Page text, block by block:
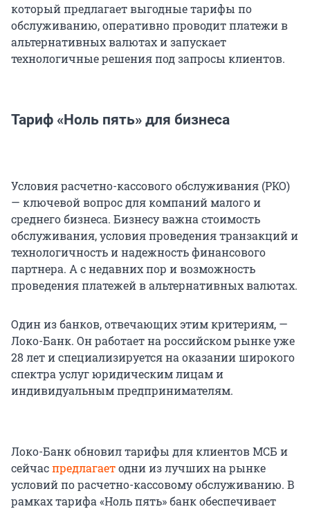
который предлагает выгодные тарифы по
обслуживанию, оперативно проводит платежи в
альтернативных валютах и запускает
технологичные решения под запросы клиентов.
Тариф «Ноль пять» для бизнеса
Условия расчетно-кассового обслуживания (РКО)
— ключевой вопрос для компаний малого и
среднего бизнеса. Бизнесу важна стоимость
обслуживания, условия проведения транзакций и
технологичность и надежность финансового
партнера. А с недавних пор и возможность
проведения платежей в альтернативных валютах.
Один из банков, отвечающих этим критериям, —
Локо-Банк. Он работает на российском рынке уже
28 лет и специализируется на оказании широкого
спектра услуг юридическим лицам и
индивидуальным предпринимателям.
Локо-Банк обновил тарифы для клиентов МСБ и
сейчаспредлагаетодни из лучших на рынке
условий по расчетно-кассовому обслуживанию. В
рамках тарифа «Ноль пять» банк обеспечивает